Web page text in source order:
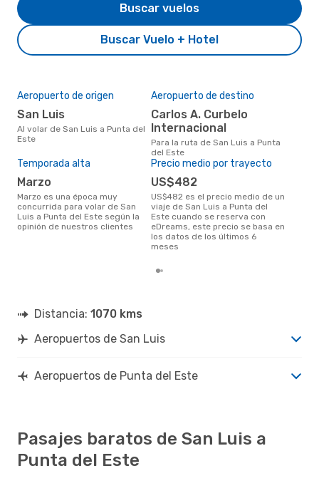
Buscar Vuelo + Hotel
Buscar vuelos
Aeropuerto de origen
San Luis
Al volar de San Luis a Punta del
Este
Aeropuerto de destino
Carlos A. Curbelo
Internacional
Para la ruta de San Luis a Punta
del Este
Temporada alta
marzo
marzo es una época muy
concurrida para volar de San
Luis a Punta del Este según la
opinión de nuestros clientes
Precio medio por trayecto
US$482
US$482 es el precio medio de un
viaje de San Luis a Punta del
Este cuando se reserva con
eDreams, este precio se basa en
los datos de los últimos 6
meses
Distancia: 1070 kms
Aeropuertos de San Luis
Aeropuertos de Punta del Este
Pasajes baratos de San Luis a
Punta del Este